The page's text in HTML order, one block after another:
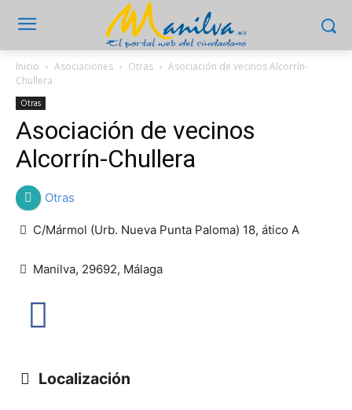
Inicio Asociaciones Otras
Asociación de vecinos Alcorrín-
Chullera
Otras
Asociación de vecinos
Alcorrín-Chullera
Otras
C/Mármol (Urb. Nueva Punta Paloma) 18, ático A
Manilva, 29692, Málaga
Localización